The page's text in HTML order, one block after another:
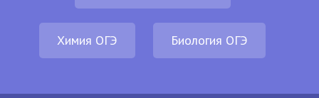
Химия ОГЭ Биология ОГЭ